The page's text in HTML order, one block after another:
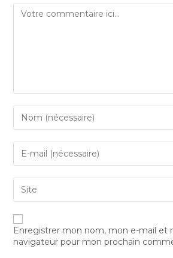
Enregistrer mon nom, mon e-mail et
navigateur pour mon prochain